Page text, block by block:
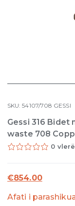
SKU:54107/708 GESSI
Gessi 316
waste 708
0
€854.00
Afati i